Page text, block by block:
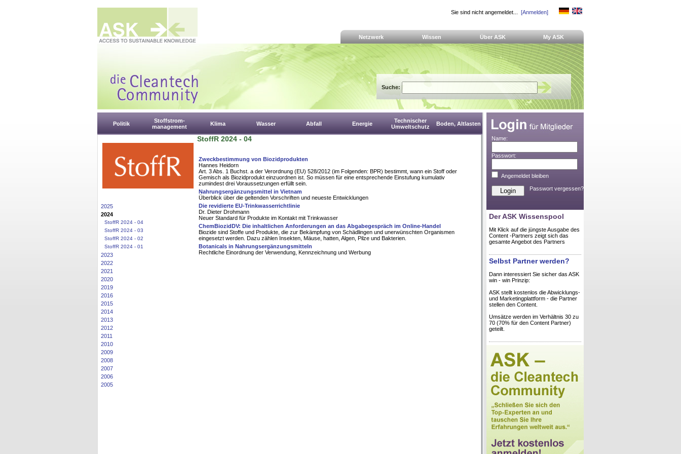
Sie sind nicht angemeldet... [Anmelden]
Netzwerk Wissen Über ASK My ASK
Suche:
Politik
Stoffstrom-
management
Klima Wasser Abfall Energie
Technischer
Umweltschutz
Boden, Altlasten
2025
2024
StoffR 2024 - 04
StoffR 2024 - 03
StoffR 2024 - 02
StoffR 2024 - 01
2023
2022
2021
2020
2019
2016
2015
2014
2013
2012
2011
2010
2009
2008
2007
2006
2005
StoffR 2024 - 04
Zweckbestimmung von Biozidprodukten
Hannes Heidorn
Art. 3 Abs. 1 Buchst. a der Verordnung (EU) 528/2012 (im Folgenden: BPR) bestimmt, wann ein Stoff oder
Gemisch als Biozidprodukt einzuordnen ist. So müssen für eine entsprechende Einstufung kumulativ
zumindest drei Voraussetzungen erfüllt sein.
Nahrungsergänzungsmittel in Vietnam
Überblick über die geltenden Vorschriften und neueste Entwicklungen
Die revidierte EU-Trinkwasserrichtlinie
Dr. Dieter Drohmann
Neuer Standard für Produkte im Kontakt mit Trinkwasser
ChemBiozidDV: Die inhaltlichen Anforderungen an das Abgabegespräch im Online-Handel
Biozide sind Stoffe und Produkte, die zur Bekämpfung von Schädlingen und unerwünschten Organismen
eingesetzt werden. Dazu zählen Insekten, Mäuse, hatten, Algen, Pilze und Bakterien.
Botanicals in Nahrungsergänzungsmitteln
Rechtliche Einordnung der Verwendung, Kennzeichnung und Werbung
Name:
Passwort:
Angemeldet bleiben
Passwort vergessen?
Der ASK Wissenspool
Mit Klick auf die jüngste Ausgabe des
Content -Partners zeigt sich das
gesamte Angebot des Partners
Selbst Partner werden?
Dann interessiert Sie sicher das ASK
win - win Prinzip:
ASK stellt kostenlos die Abwicklungs-
und Marketingplattform - die Partner
stellen den Content.
Umsätze werden im Verhältnis 30 zu
70 (70% für den Content Partner)
geteilt.